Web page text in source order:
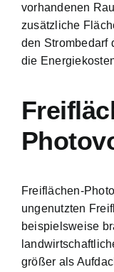
vorhandenen
zusätzliche
den Strombedarf
die
Freiflächen-
ungenutzten
beispielsweise
größer als